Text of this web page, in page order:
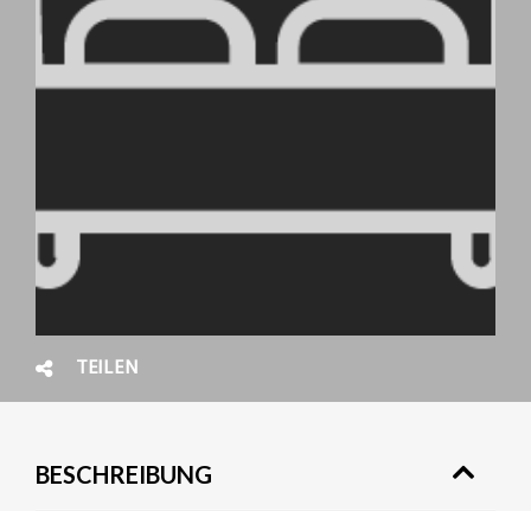
TEILEN
BESCHREIBUNG